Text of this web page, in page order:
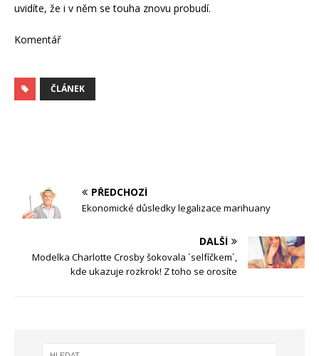
uvidíte, že i v něm se touha znovu probudí.
Komentář
ČLÁNEK
PŘEDCHOZÍ
Ekonomické důsledky legalizace marihuany
DALŠÍ
Modelka Charlotte Crosby šokovala ´selfíčkem´,
kde ukazuje rozkrok! Z toho se orosíte